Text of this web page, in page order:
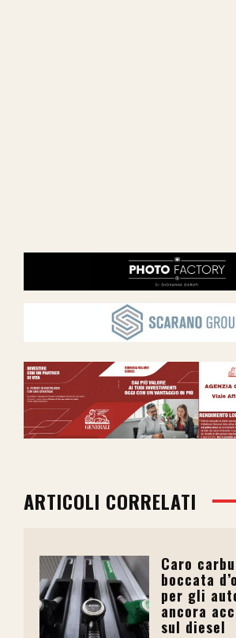
ARTICOLI CORRELATI
Caro
boccata
per gli
ancora
sul diesel